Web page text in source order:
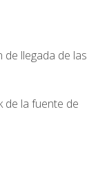
llegada de las
de la fuente de